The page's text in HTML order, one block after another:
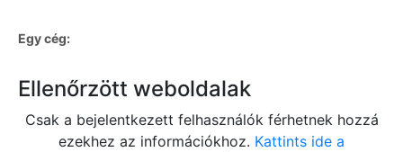
Egy cég:
Ellenőrzött weboldalak
Csak a bejelentkezett felhasználók férhetnek hozzá
ezekhez az információkhoz. Kattints ide a